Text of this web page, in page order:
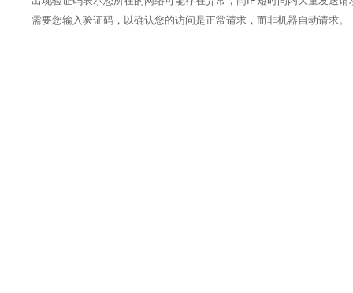
需要您输入验证码，以确认您的访问是正常请求，而非机器自动请求。